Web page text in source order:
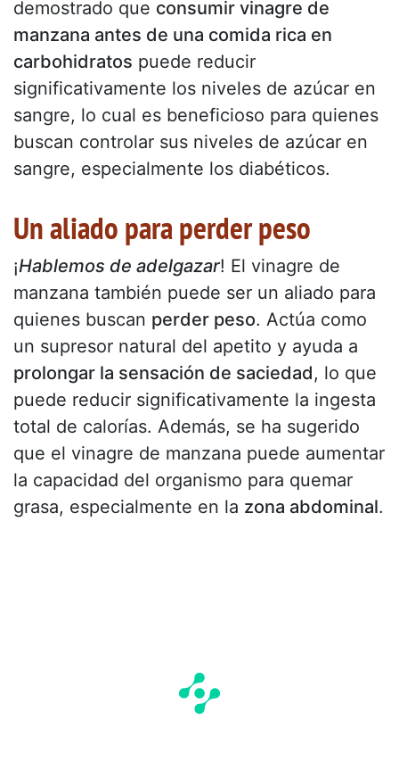
demostrado que consumir vinagre de
manzana antes de una comida rica en
carbohidratos puede reducir
significativamente los niveles de azúcar en
sangre, lo cual es beneficioso para quienes
buscan controlar sus niveles de azúcar en
sangre, especialmente los diabéticos.
Un aliado para perder peso
¡Hablemos de adelgazar! El vinagre de
manzana también puede ser un aliado para
quienes buscan perder peso. Actúa como
un supresor natural del apetito y ayuda a
prolongar la sensación de saciedad, lo que
puede reducir significativamente la ingesta
total de calorías. Además, se ha sugerido
que el vinagre de manzana puede aumentar
la capacidad del organismo para quemar
grasa, especialmente en la zona abdominal.